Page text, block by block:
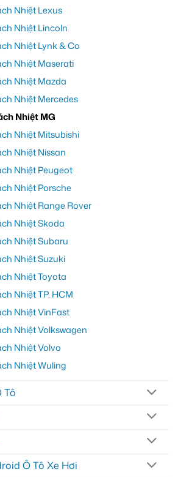
Nhiệt Lexus
Nhiệt Lincoln
Nhiệt Lynk & Co
Nhiệt Maserati
Nhiệt Mazda
Nhiệt Mercedes
Nhiệt MG
Nhiệt Mitsubishi
Nhiệt Nissan
Nhiệt Peugeot
Nhiệt Porsche
Nhiệt Range Rover
Nhiệt Skoda
Nhiệt Subaru
Nhiệt Suzuki
Nhiệt Toyota
Nhiệt TP. HCM
Nhiệt VinFast
Nhiệt Volkswagen
Nhiệt Volvo
Nhiệt Wuling
Tô
Ô Tô Xe Hơi